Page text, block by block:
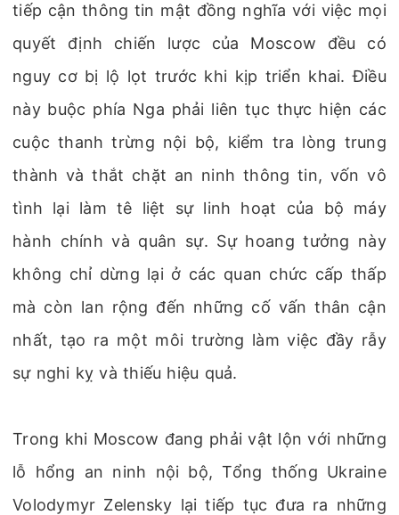
tiếp cận thông tin mật đồng nghĩa với việc mọi
quyết định chiến lược của Moscow đều có
nguy cơ bị lộ lọt trước khi kịp triển khai. Điều
này buộc phía Nga phải liên tục thực hiện các
cuộc thanh trừng nội bộ, kiểm tra lòng trung
thành và thắt chặt an ninh thông tin, vốn vô
tình lại làm tê liệt sự linh hoạt của bộ máy
hành chính và quân sự. Sự hoang tưởng này
không chỉ dừng lại ở các quan chức cấp thấp
mà còn lan rộng đến những cố vấn thân cận
nhất, tạo ra một môi trường làm việc đầy rẫy
sự nghi kỵ và thiếu hiệu quả.
Trong khi Moscow đang phải vật lộn với những
lỗ hổng an ninh nội bộ, Tổng thống Ukraine
Volodymyr Zelensky lại tiếp tục đưa ra những